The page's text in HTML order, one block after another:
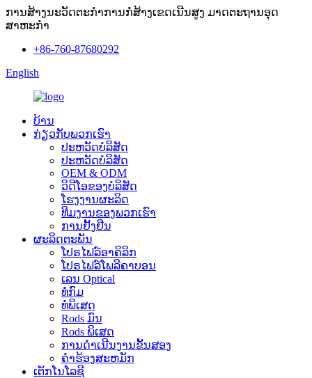
ການສ້າງນະວັດຕະກໍາການກໍ່ສ້າງເຂດເນີນສູງ ມາດຕະຖານອຸດ
ສາຫະກໍາ
+86-760-87680292
English
ບ້ານ
ກ່ຽວ​ກັບ​ພວກ​ເຮົາ
ປະ​ຫວັດ​ບໍ​ລິ​ສັດ
ປະຫວັດບໍລິສັດ
OEM & ODM
ວິດີໂອຂອງບໍລິສັດ
ໂຮງງານຜະລິດ
ທີມ​ງານ​ຂອງ​ພວກ​ເຮົາ
ການຢັ້ງຢືນ
ຜະລິດຕະພັນ
ໂປຣໄຟລ໌ອາຄິລິກ
ໂປຣໄຟລ໌ໂພລີຄາບອນ
ເລນ Optical
ທໍ່ກົມ
ທໍ່ພິເສດ
Rods ມົນ
Rods ພິເສດ
ການດໍາເນີນງານຂັ້ນສອງ
ຄໍາຮ້ອງສະຫມັກ
ເຕັກໂນໂລຊີ